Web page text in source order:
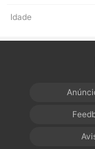
Idade